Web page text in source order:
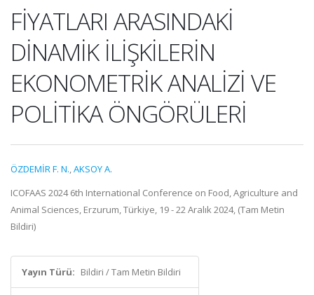
FİYATLARI ARASINDAKİ
DİNAMİK İLİŞKİLERİN
EKONOMETRİK ANALİZİ VE
POLİTİKA ÖNGÖRÜLERİ
ÖZDEMİR F. N.,AKSOY A.
ICOFAAS 2024 6th International Conference on Food, Agriculture and
Animal Sciences, Erzurum, Türkiye, 19 - 22 Aralık 2024, (Tam Metin
Bildiri)
Yayın Türü: Bildiri / Tam Metin Bildiri